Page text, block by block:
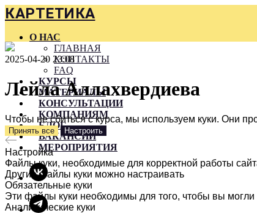
КАРТЕТИКА
О НАС
ГЛАВНАЯ
КОНТАКТЫ
FAQ
КУРСЫ
МАТЕРИАЛЫ
КОНСУЛЬТАЦИИ
КОМПАНИЯМ
БЛОГ
ВАКАНСИИ
МЕРОПРИЯТИЯ
2025-04-20 23:08
Лейла Аллахвердиева
Чтобы не сбиться с курса, мы используем куки. Они
Принять все Настроить
Настройка
Файлы куки, необходимые для корректной работы
Другие файлы куки можно настраивать
Обязательные куки
Эти файлы куки необходимы для того, чтобы вы
Аналитические куки